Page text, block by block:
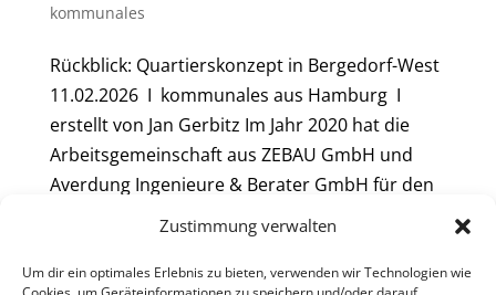
Zustimmung verwalten
Um dir ein optimales Erlebnis zu bieten, verwenden wir Technologien wie
kommunales
Rückblick: Quartierskonzept in Bergedorf-West
11.02.2026 I kommunales aus Hamburg I
erstellt von Jan Gerbitz Im Jahr 2020 hat die
Arbeitsgemeinschaft aus ZEBAU GmbH und
Averdung Ingenieure & Berater GmbH für den
Stadtteil Bergedorf-West in Hamburg ein...